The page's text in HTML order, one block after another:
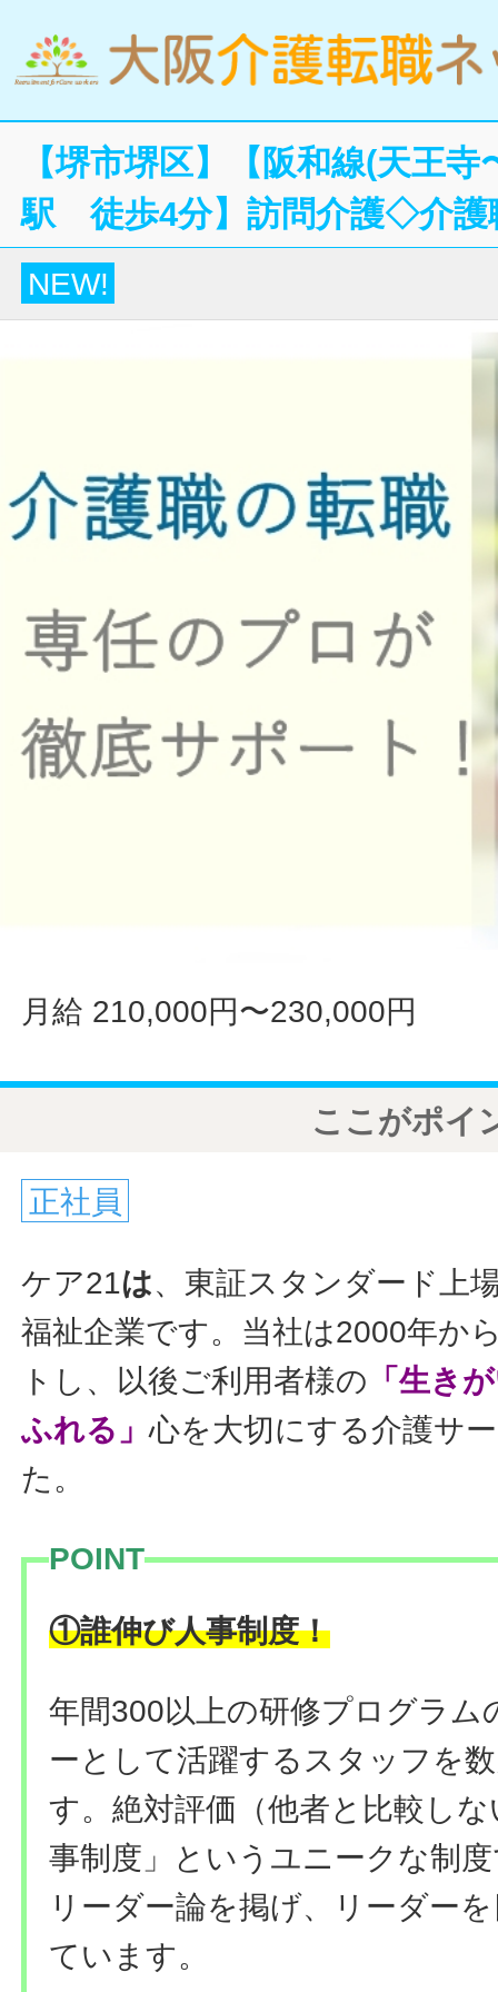
【堺市堺区】【阪和線(天王
駅 徒歩4分】訪問介護◇介護
NEW!
月給 210,000円〜230,000円
ここがポイ
正社員
ケア21は、東証スタンダード上
福祉企業です。当社は2000年か
トし、以後ご利用者様の 「生き
ふれる」心を大切にする介護サ
た。
POINT
①誰伸び人事制度！
年間300以上の研修プログラム
ーとして活躍するスタッフを
す。絶対評価（他者と比較し
事制度」というユニークな制
リーダー論を掲げ、リーダー
ています。